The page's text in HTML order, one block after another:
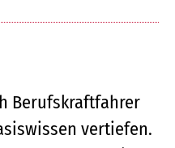
Berufskraftfahrer
vertiefen.